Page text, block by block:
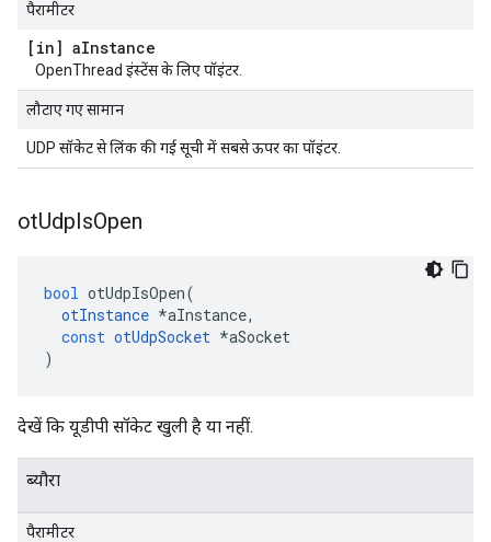
पैरामीटर
[in] aInstance
OpenThread इंस्टेंस के लिए पॉइंटर.
लौटाए गए सामान
UDP सॉकेट से लिंक की गई सूची में सबसे ऊपर का पॉइंटर.
otUdpIsOpen
bool otUdpIsOpen(
otInstance *aInstance,
const otUdpSocket *aSocket
)
देखें कि यूडीपी सॉकेट खुली है या नहीं.
ब्यौरा
पैरामीटर